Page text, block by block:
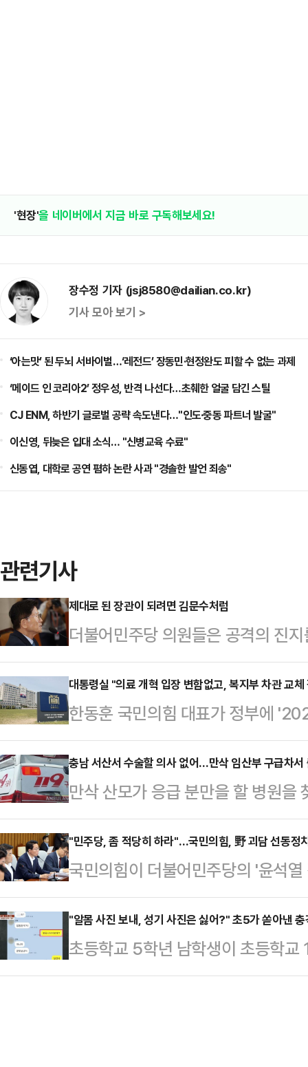
'현장'을 네이버에서 지금 바로 구독해보세요!
장수정 기자 (jsj8580@dailian.co.kr)
기사 모아 보기 >
‘아는맛’ 된 두뇌 서바이벌…‘레전드’ 장동민·현정완도 피할 수 없는 과제
‘메이드 인 코리아2’ 정우성, 반격 나선다…초췌한 얼굴 담긴 스틸
CJ ENM, 하반기 글로벌 공략 속도낸다…"인도·중동 파트너 발굴"
이신영, 뒤늦은 입대 소식… "신병교육 수료"
신동엽, 대학로 공연 폄하 논란 사과 "경솔한 발언 죄송"
관련기사
제대로 된 장관이 되려면 김문수처럼
더불어민주당 의원들은 공격의 진
쟁의 욕구가 생기면 잽싸게 과거 속
의 기관총을 난사한다. 화약의 재료
채운 탄환을 난사하면 상대의 정치
김형석 독립기념관장을 매도해대
인사청문회(26일)에서 이 논란에
주당 박홍배 의원은 김문수 고용노
교회에서 ‘1919…
대통령실 "의료 개혁 입장 변함없고, 복지부 차관 교
한동훈 국민의힘 대표가 정부에
가운데 대통령실은 "의료 개혁과
함없다"며 기존 입장을 재확인했다
에서 기자들과 만나 이같이 밝힌 뒤
총리께서 당에 입장을 전달한 것으
는 "당의 입장과 무관하게 대통령
린다"고 했다.일각에서 제기된 박
혀 검토한 바 없다"고…
충남 서산서 수술할 의사 없어…만삭 임산부 구급차서
만삭 산모가 응급 분만을 할 병원을
산하는 사건이 발생했다.지난 27일
쯤 충남 서산에서 진통을 느낀 산모
분만을 담당할 의사가 없었다.소방
색했으나, 당장 수술할 의사가 없
㎞ 떨어진 경기도 수원의 한 종합
받았다.그러나 당시 산모 A씨의 출
은 응급 분만…
"민주당, 좀 적당히 하라"…국민의힘, 野 괴담 선동정
국민의힘이 더불어민주당의 '윤석
상 수준의 괴담 선동정치'로 규정하
력이 큰 '친일 공세'에 미온적으로
재보선에까지 영향을 미칠 수 있다
위의장은 27일 국회에서 열린 원내
"알몸 사진 보내, 성기 사진은 싫어?" 초5가 쏟아낸
초등학교 5학년 남학생이 초등학
지를 보낸 사실이 드러나 충격을